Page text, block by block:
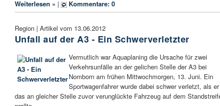
Weiterlesen » | Kommentare: 0
Region | Artikel vom 13.06.2012
Unfall auf der A3 - Ein Schwerverletzter
Vermutlich war Aquaplaning die Ursache für zwei
Verkehrsunfälle an der gelichen Stelle der A3 bei
Nomborn am frühen Mittwochmorgen, 13. Juni. Ein
Sportwagenfahrer wurde dabei schwer verletzt, als
das an gleicher Stelle zuvor verunglückte Fahrzeug auf dem